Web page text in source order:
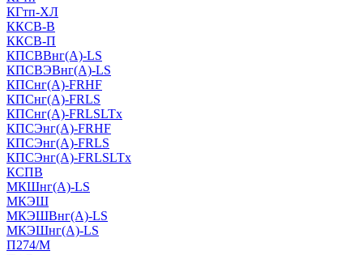
КГтп-ХЛ
ККСВ-В
ККСВ-П
КПСВВнг(А)-LS
КПСВЭВнг(А)-LS
КПСнг(А)-FRHF
КПСнг(А)-FRLS
КПСнг(А)-FRLSLTx
КПСЭнг(А)-FRHF
КПСЭнг(А)-FRLS
КПСЭнг(А)-FRLSLTx
КСПВ
МКШнг(А)-LS
МКЭШ
МКЭШВнг(А)-LS
МКЭШнг(А)-LS
П274/М